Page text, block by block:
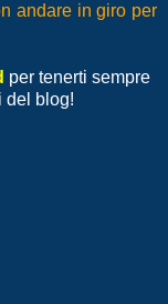
andare in giro per
per tenerti sempre
del blog!